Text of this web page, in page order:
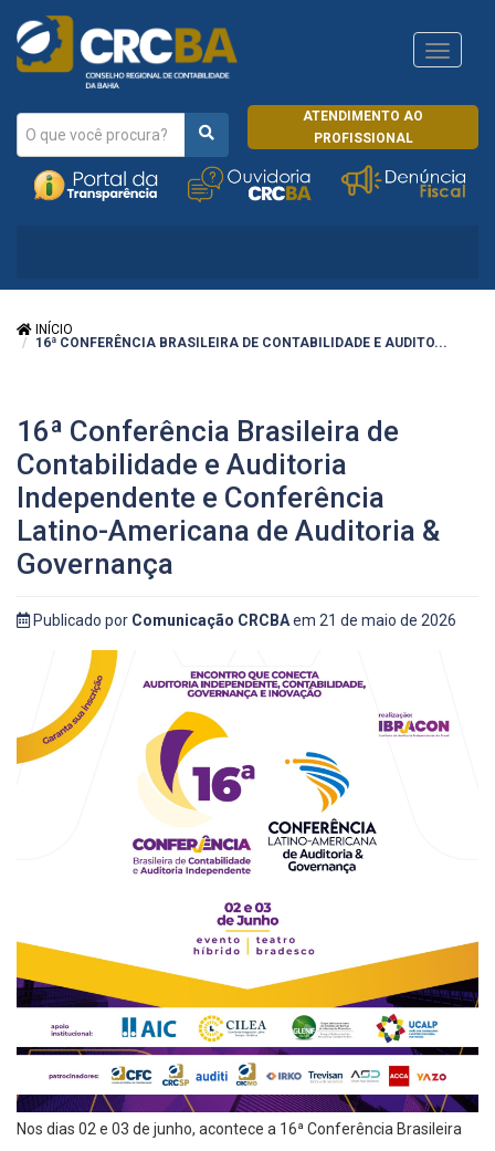
ATENDIMENTO AO
PROFISSIONAL
CRCRJ
INÍCIO
16ª CONFERÊNCIA BRASILEIRA DE CONTABILIDADE E AUDITO...
16ª Conferência Brasileira de
Contabilidade e Auditoria
Independente e Conferência
Latino-Americana de Auditoria &
Governança
Publicado por Comunicação CRCBAem 21 de maio de 2026
Nos dias 02 e 03 de junho, acontece a 16ª Conferência Brasileira